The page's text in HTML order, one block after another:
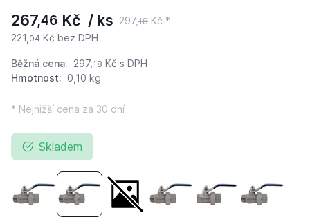
267,46 Kč / ks 297,18Kč *
221, 04 Kč bez DPH
Běžná cena: 297, 18 Kč s DPH
Hmotnost: 0,10 kg
* Nejnižší cena za 30 dní
Skladem
kulový kohout PPR KVPD mosaz s jednostr.
kulový kohout PPR KVPD mosaz s jednostr.
kulový kohout PPR KVPD mosaz s
kulový kohout PPR KVPD
kulový kohout
kulový